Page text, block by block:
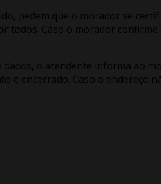
pedem que o morador se
todos. Caso o morador
o atendente informa ao
é encerrado. Caso o